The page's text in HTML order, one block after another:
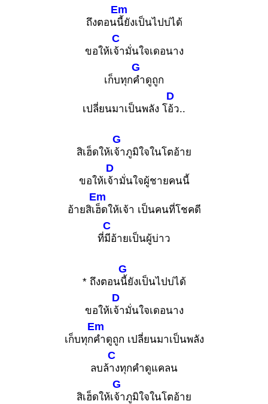
ถึงตอน
Em
นี้ยังเป็นไปบ่ได้
ขอให้เ
C
จ้ามั่นใจเดอนาง
เก็บทุก
G
คำดูถูก
เปลี่ยนมาเป็นพลัง โ
D
อ้ว..
สิเฮ็ดให้เ
G
จ้าภูมิใจในโตอ้าย
ขอให้เ
D
จ้ามั่นใจผู้ชายคนนี้
อ้ายสิเ
Em
ฮ็ดให้เจ้า เป็นคนที่โชคดี
ที่
C
มีอ้ายเป็นผู้บ่าว
* ถึงตอน
G
นี้ยังเป็นไปบ่ได้
ขอให้เ
D
จ้ามั่นใจเดอนาง
เก็บทุก
Em
คำดูถูก เปลี่ยนมาเป็นพลัง
ลบล้
C
างทุกคำดูแคลน
สิเฮ็ดให้เ
G
จ้าภูมิใจในโตอ้าย